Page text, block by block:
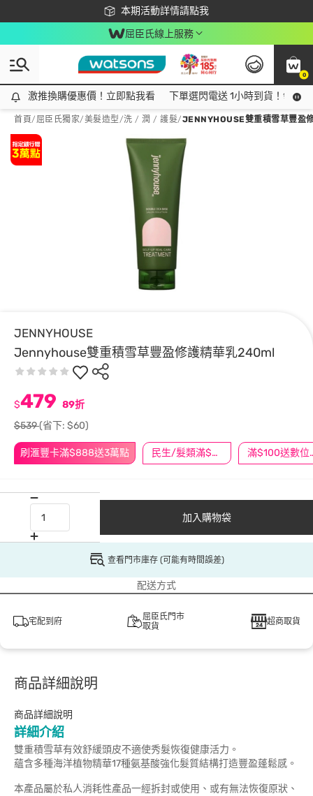
本期活動詳情請點我
下載app最高回饋$350
屈臣氏線上服務
0
激推換購優惠價！立即點我看
激推換購優惠價！立即點我看 下單選閃電送 1小時到貨！領神
首頁/ 屈臣氏獨家/美髮造型/洗 / 潤 / 護髮/JENNYHOUSE雙重積雪草豐盈
JENNYHOUSE
Jennyhouse雙重積雪草豐盈修護精華乳240ml
刷滙豐卡滿$888送3萬點 民生/髮類滿$388送舒潔冰巾 滿
$479 89折
$539(省下: $60)
加入購物袋
查看門市庫存 (可能有時間誤差)
配送方式
宅配到府
屈臣氏門市
取貨
超商取貨
商品詳細說明
商品詳細說明
詳細介紹
雙重積雪草有效舒緩頭皮不適使秀髮恢復健康活力。
蘊含多種海洋植物精華17種氨基酸強化髮質結構打造豐盈蓬鬆感。
本產品屬於私人消耗性產品一經拆封或使用、或有無法恢復原狀、